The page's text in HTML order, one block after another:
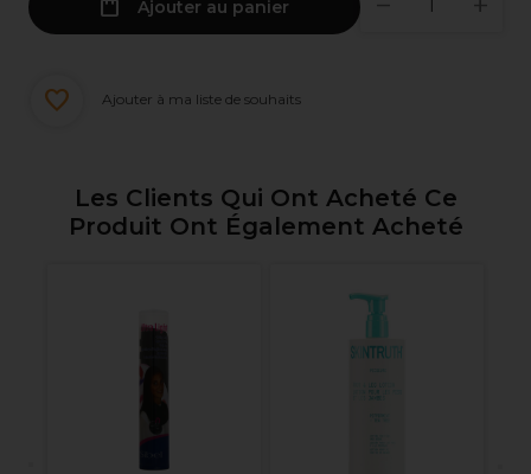
Ajouter au panier
Ajouter à ma liste de souhaits
Les Clients Qui Ont Acheté Ce
Produit Ont Également Acheté